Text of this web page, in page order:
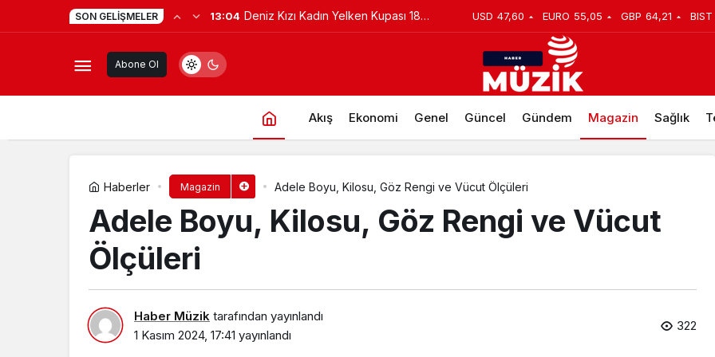
SON GELIŞMELER 13:04 Deniz Kızı Kadın Yelken Kupası 18 USD 47,60 EURO 55,05 GBP 64,21 BIST
Abone Ol
Akış Ekonomi Genel Güncel Gündem Magazin Sağlık
Haberler Magazin Adele Boyu, Kilosu, Göz Rengi ve Vücut Ölçüleri
Adele Boyu, Kilosu, Göz Rengi ve Vücut
Ölçüleri
Haber Müzik tarafından yayınlandı
1 Kasım 2024, 17:41 yayınlandı
322
Chris Pratt Kimdir? Chris Pratt Gençliği